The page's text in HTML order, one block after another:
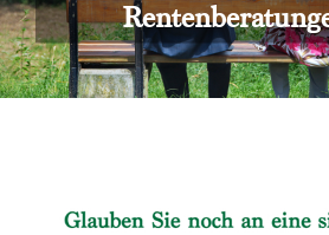
Rentenversicherung
Versicherungsberatung